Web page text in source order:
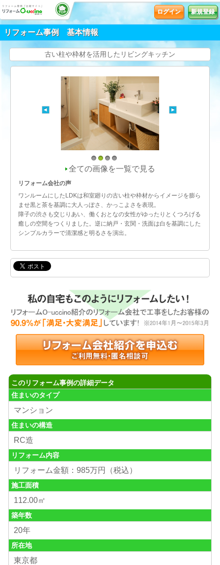
ログイン 新規登録
リフォーム事例 基本情報
古い柱や枠材を活用したリビングキッチン
1 2 3 4
全ての画像を一覧で見る
リフォーム会社の声
ワンルームにしたLDKは和室廻りの古い柱や枠材からイメージを膨ら
ませ黒と茶を基調に大人っぽさ、かっこよさを表現。
障子の渋さも交じりあい、働くおとなの女性がゆったりとくつろげる
癒しの空間をつくりました。逆に納戸・玄関・洗面は白を基調にした
シンプルカラーで清潔感と明るさを演出。
このリフォーム事例の詳細データ
住まいのタイプ
マンション
住まいの構造
RC造
リフォーム内容
リフォーム金額：985万円（税込）
施工面積
112.00㎡
築年数
20年
所在地
東京都